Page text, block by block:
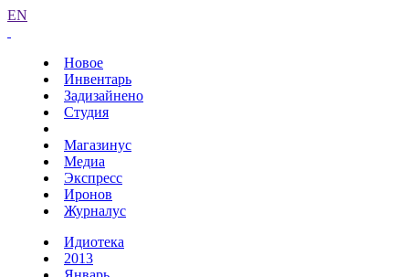
EN
Новое
Инвентарь
Задизайнено
Студия
Магазинус
Медиа
Экспресс
Иронов
Журналус
Идиотека
2013